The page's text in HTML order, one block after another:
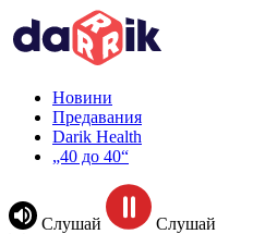
Новини
Предавания
Darik Health
„40 до 40“
Слушай Слушай